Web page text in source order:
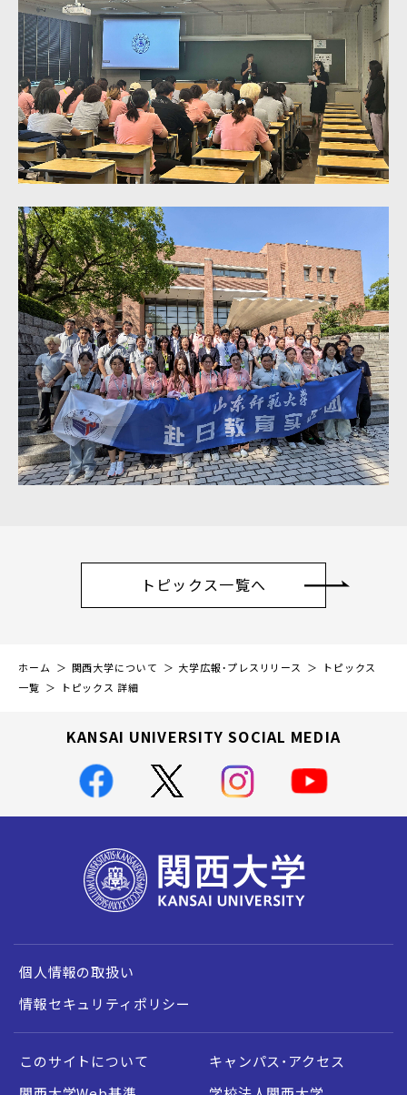
トピックス一覧へ
ホーム 関西大学について 大学広報・プレスリリース
トピックス
一覧
トピックス 詳細
KANSAI UNIVERSITY SOCIAL MEDIA
個人情報の取扱い
情報セキュリティポリシー
このサイトについて
キャンパス・アクセス